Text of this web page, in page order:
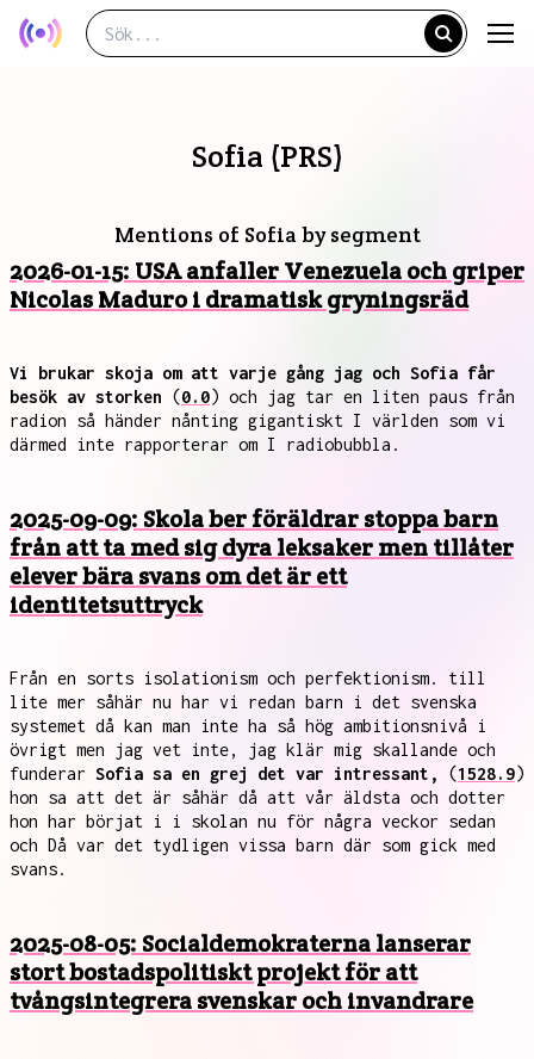
Sofia (PRS)
Mentions of Sofia by segment
2026-01-15: USA anfaller Venezuela och griper
Nicolas Maduro i dramatisk gryningsräd
Vi brukar skoja om att varje gång jag och Sofia får
besök av storken (0.0) och jag tar en liten paus från
radion så händer nånting gigantiskt I världen som vi
därmed inte rapporterar om I radiobubbla.
2025-09-09: Skola ber föräldrar stoppa barn
från att ta med sig dyra leksaker men tillåter
elever bära svans om det är ett
identitetsuttryck
Från en sorts isolationism och perfektionism. till
lite mer såhär nu har vi redan barn i det svenska
systemet då kan man inte ha så hög ambitionsnivå i
övrigt men jag vet inte, jag klär mig skallande och
funderar Sofia sa en grej det var intressant, (1528.9)
hon sa att det är såhär då att vår äldsta och dotter
hon har börjat i i skolan nu för några veckor sedan
och Då var det tydligen vissa barn där som gick med
svans.
2025-08-05: Socialdemokraterna lanserar
stort bostadspolitiskt projekt för att
tvångsintegrera svenskar och invandrare